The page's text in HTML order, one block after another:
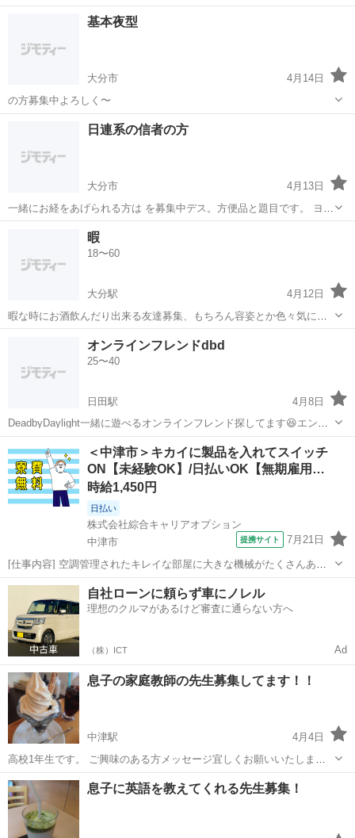
り、 その機械にウェハー(CDのような円盤型)と呼ばれる製品を入れ
て、 所定の手順に沿ってタッチパネルやスイッチを押す作業です！ 完
中津市 工場
基本夜型
大分市
4月14日
の方募集中よろしく〜
大分市 その他
日連系の信者の方
大分市
4月13日
一緒にお経をあげられる方は を募集中デス。方便品と題目です。 ヨロ
シクお願いします!
大分市
暇
18〜60
大分駅
4月12日
暇な時にお酒飲んだり出来る友達募集、もちろん容姿とか色々気にし
ない感じで楽しく
大分駅
オンラインフレンドdbd
25〜40
日田駅
4月8日
DeadbyDaylight一緒に遊べるオンラインフレンド探してます😆エンジ
ョイ勢で楽しく遊びたいです。 メッセージお待ちしてます
日田駅 その他 オンライン
＜中津市＞キカイに製品を入れてスイッチ
ON【未経験OK】/日払いOK【無期雇用…
時給1,450円
日払い
株式会社綜合キャリアオプション
中津市
提携サイト 7月21日
[仕事内容] 空調管理されたキレイな部屋に大きな機械がたくさんあ
り、 その機械にウェハー(CDのような円盤型)と呼ばれる製品を入れ
て、 所定の手順に沿ってタッチパネルやスイッチを押す作業です！ 完
成品のチェックもあり！ 。...
大分 中津市 工場
自社ローンに頼らず車にノレル
理想のクルマがあるけど審査に通らない方へ
（株）ICT Ad
息子の家庭教師の先生募集してます！！
中津駅
4月4日
高校1年生です。 ご興味のある方メッセージ宜しくお願いいたしま
す！
大分 中津市 中津駅 その他
息子に英語を教えてくれる先生募集！